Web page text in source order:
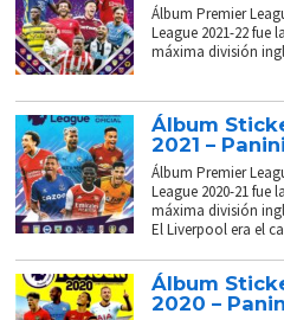
Álbum Premier
League 2021-22 fue
máxima división
Álbum
2021 – Panini
Álbum Premier
League 2020-21 fue
máxima división
El Liverpool era el
Álbum
2020 –